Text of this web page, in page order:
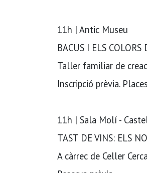
11h | Antic Museu
BACUS I ELS COLORS
Taller familiar de
Inscripció prèvia.
11h | Sala Molí -
TAST DE VINS: ELS
A càrrec de Celler